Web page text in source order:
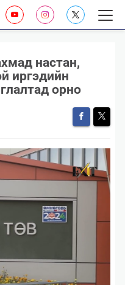
настан,
иргэдийн
орно